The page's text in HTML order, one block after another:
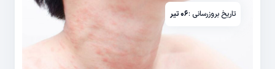
تاریخ بروزرسانی :۰۶ تیر